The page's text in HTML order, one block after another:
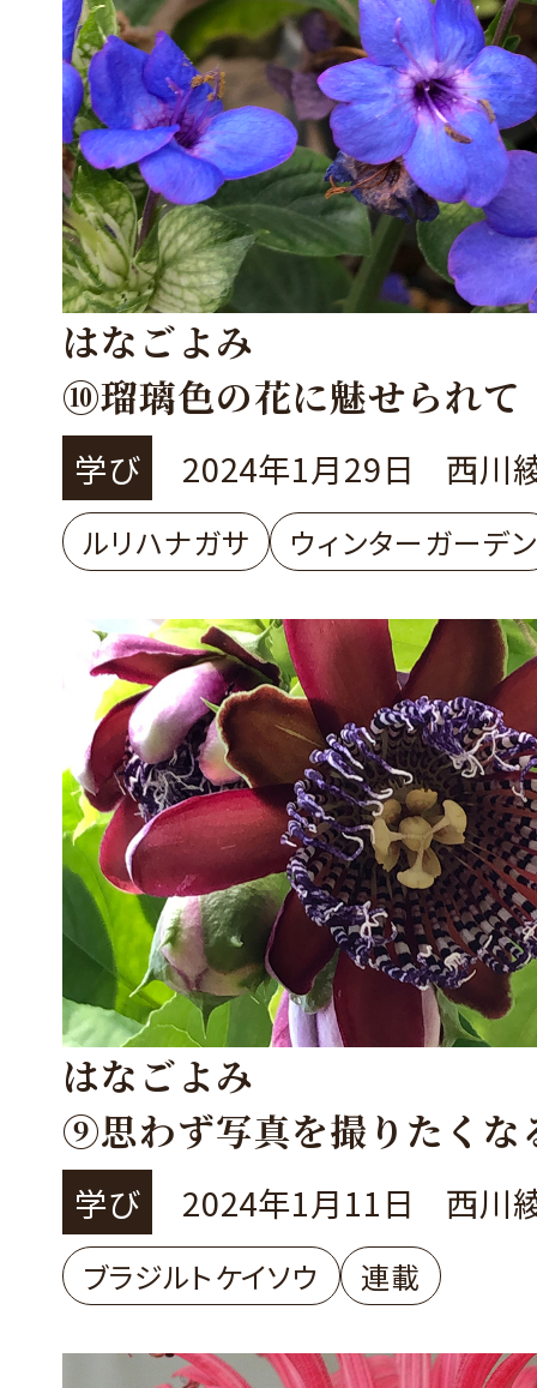
はなごよみ
⑩瑠璃色の花に魅せられて
ナガサ」
学び 2024年1月29日 西川
ルリハナガサ ウィンターガーデン
はなごよみ
⑨思わず写真を撮りたくな
「ブラジルトケイソウ」
学び 2024年1月11日 西川
ブラジルトケイソウ 連載